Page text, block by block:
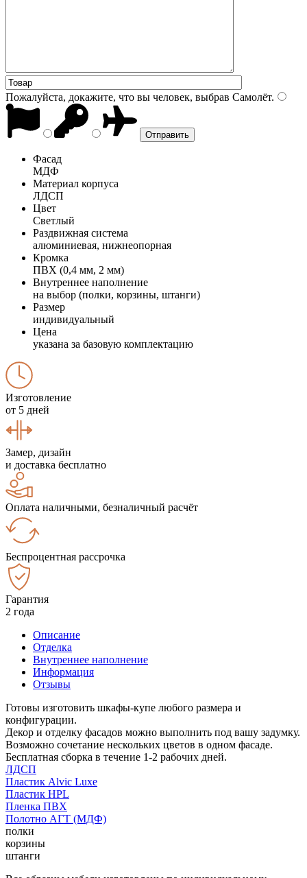
Пожалуйста, докажите, что вы человек, выбрав Самолёт.
Фасад
МДФ
Материал корпуса
ЛДСП
Цвет
Светлый
Раздвижная система
алюминиевая, нижнеопорная
Кромка
ПВХ (0,4 мм, 2 мм)
Внутреннее наполнение
на выбор (полки, корзины, штанги)
Размер
индивидуальный
Цена
указана за базовую комплектацию
Изготовление
от 5 дней
Замер, дизайн
и доставка бесплатно
Оплата наличными, безналичный расчёт
Беспроцентная рассрочка
Гарантия
2 года
Описание
Отделка
Внутреннее наполнение
Информация
Отзывы
Готовы изготовить шкафы-купе любого размера и
конфигурации.
Декор и отделку фасадов можно выполнить под вашу задумку.
Возможно сочетание нескольких цветов в одном фасаде.
Бесплатная сборка в течение 1-2 рабочих дней.
ЛДСП
Пластик Alvic Luxe
Пластик HPL
Пленка ПВХ
Полотно АГТ (МДФ)
полки
корзины
штанги